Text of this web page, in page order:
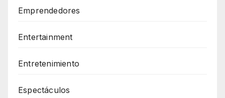
Emprendedores
Entertainment
Entretenimiento
Espectáculos